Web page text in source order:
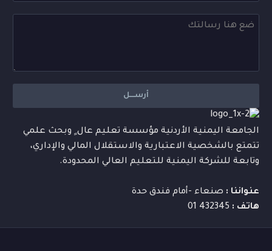
الجامعة اليمنية الأردنية مؤسسة تعليم عال ٍ وبحث علمي
تتمتع بالشخصية الاعتبارية والاستقلال المالي والإداري،
وتابعة للشركة اليمنية للتعليم العالي المحدودة.
عنواننا : صنعاء -أمام فندق حدة
هاتف :